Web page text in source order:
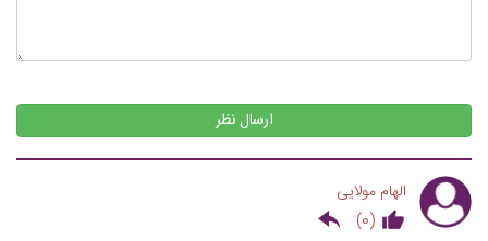
ارسال نظر
الهام مولایی
(
0
)